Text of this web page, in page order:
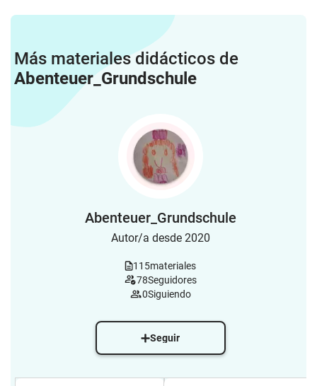
Más materiales didácticos de
Abenteuer_Grundschule
Abenteuer_Grundschule
Autor/a desde 2020
115materiales
78Seguidores
0Siguiendo
Seguir